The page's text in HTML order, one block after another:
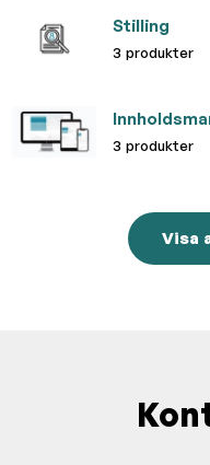
Stilling
3 produkter
3 produkter
Visa